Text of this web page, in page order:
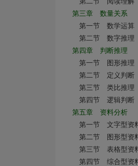
第三章 数量关系
第一节 数学运算
第二节 数字推理
第四章 判断推理
第一节 图形推理
第二节 定义判断
第三节 类比推理
第四节 逻辑判断
第五章 资料分析
第一节 文字型资
第二节 图形型资
第三节 表格型资
第四节 综合型资